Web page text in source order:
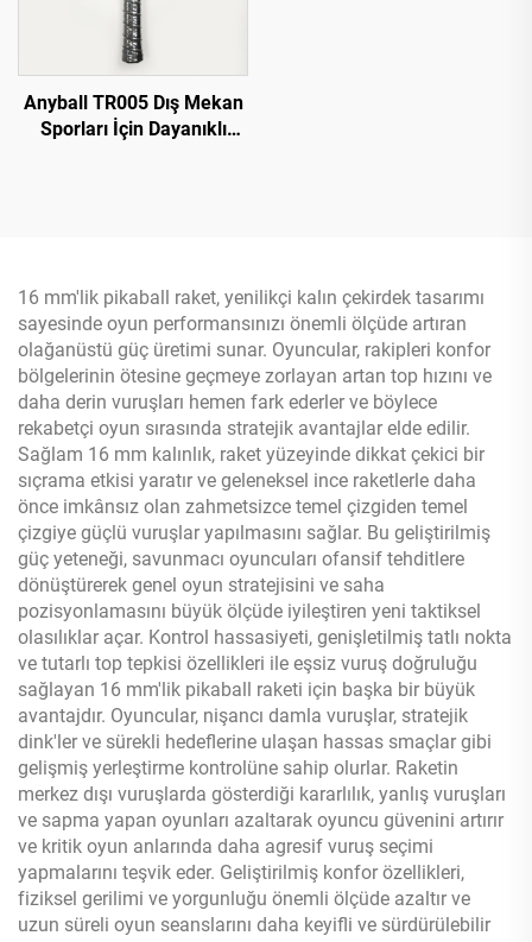
Anyball TR005 Dış Mekan
Sporları İçin Dayanıklı
16 mm'lik pikaball raket, yenilikçi kalın çekirdek tasarımı
sayesinde oyun performansınızı önemli ölçüde artıran
olağanüstü güç üretimi sunar. Oyuncular, rakipleri konfor
bölgelerinin ötesine geçmeye zorlayan artan top hızını ve
daha derin vuruşları hemen fark ederler ve böylece
rekabetçi oyun sırasında stratejik avantajlar elde edilir.
Sağlam 16 mm kalınlık, raket yüzeyinde dikkat çekici bir
sıçrama etkisi yaratır ve geleneksel ince raketlerle daha
önce imkânsız olan zahmetsizce temel çizgiden temel
çizgiye güçlü vuruşlar yapılmasını sağlar. Bu geliştirilmiş
güç yeteneği, savunmacı oyuncuları ofansif tehditlere
dönüştürerek genel oyun stratejisini ve saha
pozisyonlamasını büyük ölçüde iyileştiren yeni taktiksel
olasılıklar açar. Kontrol hassasiyeti, genişletilmiş tatlı nokta
ve tutarlı top tepkisi özellikleri ile eşsiz vuruş doğruluğu
sağlayan 16 mm'lik pikaball raketi için başka bir büyük
avantajdır. Oyuncular, nişancı damla vuruşlar, stratejik
dink'ler ve sürekli hedeflerine ulaşan hassas smaçlar gibi
gelişmiş yerleştirme kontrolüne sahip olurlar. Raketin
merkez dışı vuruşlarda gösterdiği kararlılık, yanlış vuruşları
ve sapma yapan oyunları azaltarak oyuncu güvenini artırır
ve kritik oyun anlarında daha agresif vuruş seçimi
yapmalarını teşvik eder. Geliştirilmiş konfor özellikleri,
fiziksel gerilimi ve yorgunluğu önemli ölçüde azaltır ve
uzun süreli oyun seanslarını daha keyifli ve sürdürülebilir